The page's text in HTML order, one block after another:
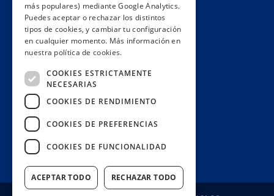
Formación
Código ético
Re-publica
Muro de donantes
Únete aquí
más populares) mediante Google Analytics.
Puedes aceptar o rechazar los distintos
tipos de cookies, y cambiar tu configuración
en cualquier momento. Más información en
nuestra política de cookies.
COOKIES ESTRICTAMENTE
NECESARIAS
COOKIES DE RENDIMIENTO
COOKIES DE PREFERENCIAS
COOKIES DE FUNCIONALIDAD
ACEPTAR TODO RECHAZAR TODO